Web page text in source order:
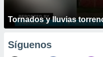
Tornados y lluvias
Síguenos